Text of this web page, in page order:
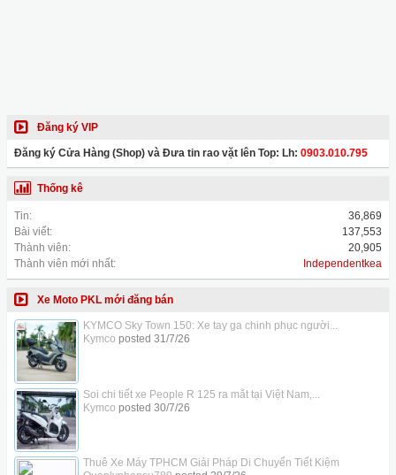
Đăng ký VIP
Đăng ký Cửa Hàng (Shop) và Đưa tin rao vặt lên Top: Lh: 0903.010.795
Thống kê
Tin:
36,869
Bài viết:
137,553
Thành viên:
20,905
Thành viên mới nhất:
Independentkea
Xe Moto PKL mới đăng bán
KYMCO Sky Town 150: Xe tay ga chinh phục người...
Kymco posted 31/7/26
Soi chi tiết xe People R 125 ra mắt tại Việt Nam,...
Kymco posted 30/7/26
Thuê Xe Máy TPHCM Giải Pháp Di Chuyển Tiết Kiệm